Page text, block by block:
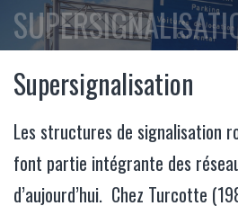
Supersignalisation
Les structures de signalisation
font partie intégrante des
d’aujourd’hui. Chez Turcotte